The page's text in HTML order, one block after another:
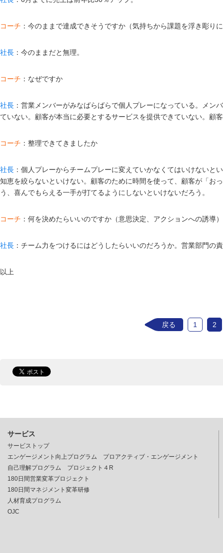
コーチ ：今のままで達成できそうですか（気持ちから課題を浮き彫り
社長 ：今のままだと無理。
コーチ ：なぜですか
社長 ：営業メンバーがみなばらばらで個人プレーになっている。メン
ていない。顧客が本当に必要とするサービスを提供できていない。顧
コーチ ：整理できてきましたか
社長 ：個人プレーからチームプレーに変えていかなくてはいけないと
知恵を絞らないといけない。顧客のために時間を使って、顧客が「お
う、喜んでもらえる一手が打てるようにしないといけないだろう。
コーチ ：何を決めたらいいのですか（意思決定、アクションへの誘導）
社長 ：チーム力をつけるにはどうしたらいいのだろうか。営業部門の
以上
戻る 1 2
サービス
サービストップ
エンゲージメント向上プログラム プロアクティブ・エンゲージメント
自己理解プログラム プロジェクト４R
180日間営業変革プロジェクト
180日間マネジメント変革研修
人材育成プログラム
OJC